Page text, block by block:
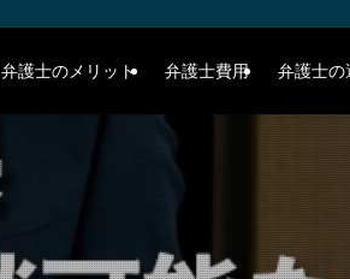
弁護士のメリット 弁護士費用 弁護士の